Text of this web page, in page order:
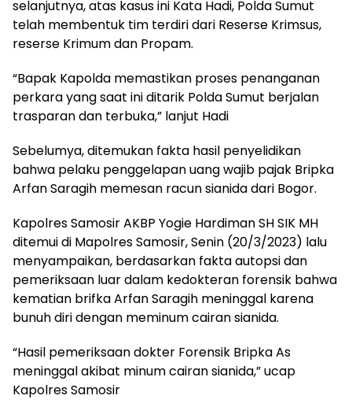
selanjutnya, atas kasus ini Kata Hadi, Polda Sumut
telah membentuk tim terdiri dari Reserse Krimsus,
reserse Krimum dan Propam.
“Bapak Kapolda memastikan proses penanganan
perkara yang saat ini ditarik Polda Sumut berjalan
trasparan dan terbuka,” lanjut Hadi
Sebelumya, ditemukan fakta hasil penyelidikan
bahwa pelaku penggelapan uang wajib pajak Bripka
Arfan Saragih memesan racun sianida dari Bogor.
Kapolres Samosir AKBP Yogie Hardiman SH SIK MH
ditemui di Mapolres Samosir, Senin (20/3/2023) lalu
menyampaikan, berdasarkan fakta autopsi dan
pemeriksaan luar dalam kedokteran forensik bahwa
kematian brifka Arfan Saragih meninggal karena
bunuh diri dengan meminum cairan sianida.
“Hasil pemeriksaan dokter Forensik Bripka As
meninggal akibat minum cairan sianida,” ucap
Kapolres Samosir